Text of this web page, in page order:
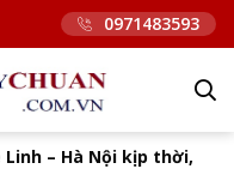
0971483593
– Hà Nội kịp thời,